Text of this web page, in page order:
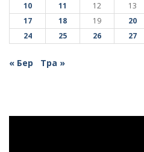
10
11 12 13
17
18 19 20
24
25 26 27
« Бер Тра »